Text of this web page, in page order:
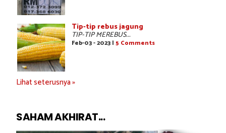
Tip-tip rebus jagung
TIP-TIP MEREBUS...
Feb-03 - 2023 | 5 Comments
Lihat seterusnya »
SAHAM AKHIRAT...